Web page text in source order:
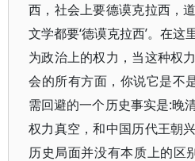
西，社会上要德谟克拉西，
文学都要‘德谟克拉西’。在
为政治上的权力，当这种权
会的所有方面，你说它是不
需回避的一个历史事实是:晚
权力真空，和中国历代王朝
历史局面并没有本质上的区